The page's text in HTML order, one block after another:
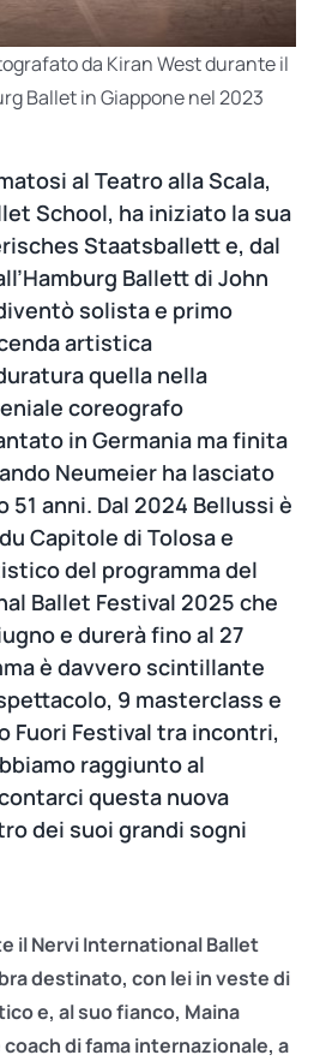
da Kiran West durante il
Ballet in Giappone nel 2023
al Teatro alla Scala,
School, ha iniziato la sua
Staatsballett e, dal
Ballett di John
solista e primo
artistica
quella nella
coreografo
in Germania ma finita
Neumeier ha lasciato
51 anni. Dal 2024 Bellussi è
Capitole di Tolosa e
del programma del
Ballet Festival 2025 che
e durerà fino al 27
è davvero scintillante
9 masterclass e
Fuori Festival tra incontri,
raggiunto al
questa nuova
dei suoi grandi sogni
il Nervi International Ballet
destinato, con lei in veste di
e, al suo fianco, Maina
di fama internazionale, a